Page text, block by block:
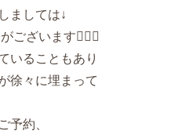
ましては↓
ございます💁🏻‍♀‍
いることもあり
徐々に埋まって
予約、